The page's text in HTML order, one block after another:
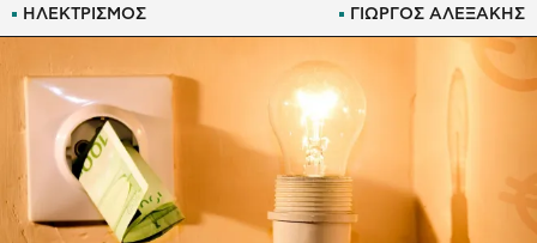
ΗΛΕΚΤΡΙΣΜΟΣ ΓΙΩΡΓΟΣ ΑΛΕΞΑΚΗΣ